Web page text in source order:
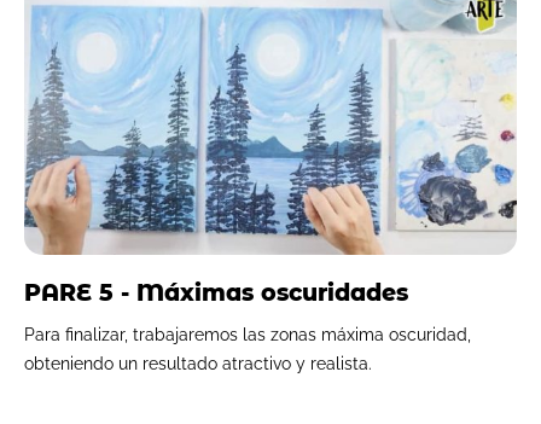
PARE 5 - Máximas oscuridades
Para finalizar, trabajaremos las zonas máxima oscuridad,
obteniendo un resultado atractivo y realista.